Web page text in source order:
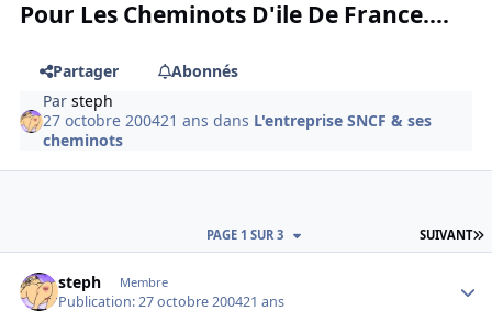
Pour Les Cheminots D'ile De France....
Partager
Abonnés
Parsteph
27 octobre 200421 ans dans L'entreprise SNCF & ses
cheminots
SUIVANT
PAGE 1 SUR 3
steph Membre
Publication:27 octobre 200421 ans